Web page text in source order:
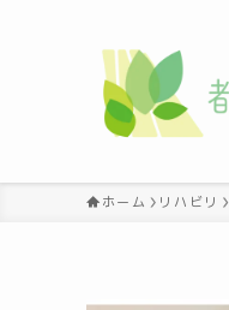
ホーム リハビリ